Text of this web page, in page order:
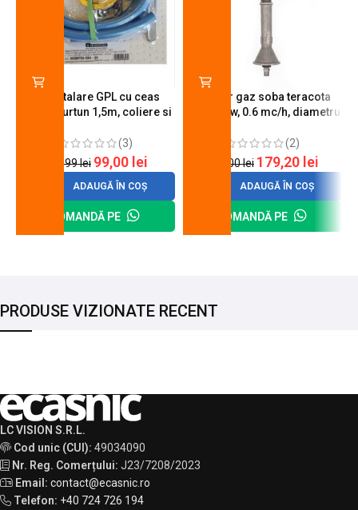
Kit instalare GPL cu ceas
butelie, furtun 1,5m, coliere si
(3)
120,99lei 99,00 lei
ADAUGĂ ÎN COȘ
COMANDĂ PE
Arzator gaz soba teracota
A600, 6 kw, 0.6 mc/h, diametru
(2)
200,00lei 179,20 lei
ADAUGĂ ÎN COȘ
COMANDĂ PE
PRODUSE VIZIONATE RECENT
LC VISION S.R.L.
Cod unic (CUI): 49034090
Nr. Reg. Comerțului: J23/7208/2023
Email: contact@ecasnic.ro
Telefon: +40 724 726 194